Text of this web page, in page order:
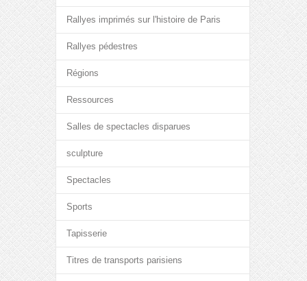
Rallyes imprimés sur l'histoire de Paris
Rallyes pédestres
Régions
Ressources
Salles de spectacles disparues
sculpture
Spectacles
Sports
Tapisserie
Titres de transports parisiens